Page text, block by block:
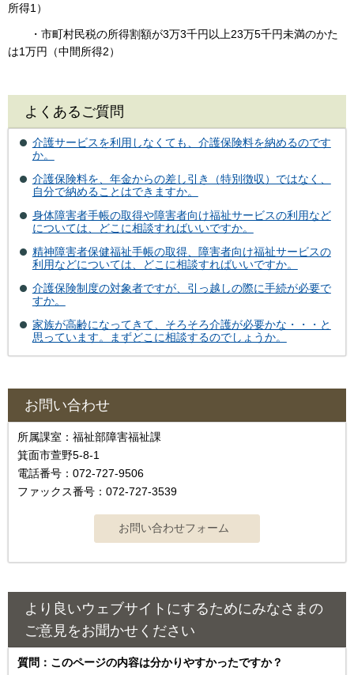
所得1）
・市町村民税の所得割額が3万3千円以上23万5千円未満のかた
は1万円（中間所得2）
よくあるご質問
介護サービスを利用しなくても、介護保険料を納めるのです
か。
介護保険料を、年金からの差し引き（特別徴収）ではなく、
自分で納めることはできますか。
身体障害者手帳の取得や障害者向け福祉サービスの利用など
については、どこに相談すればいいですか。
精神障害者保健福祉手帳の取得、障害者向け福祉サービスの
利用などについては、どこに相談すればいいですか。
介護保険制度の対象者ですが、引っ越しの際に手続が必要で
すか。
家族が高齢になってきて、そろそろ介護が必要かな・・・と
思っています。まずどこに相談するのでしょうか。
お問い合わせ
所属課室：福祉部障害福祉課
箕面市萱野5-8-1
電話番号：072-727-9506
ファックス番号：072-727-3539
より良いウェブサイトにするためにみなさまの
ご意見をお聞かせください
質問：このページの内容は分かりやすかったですか？